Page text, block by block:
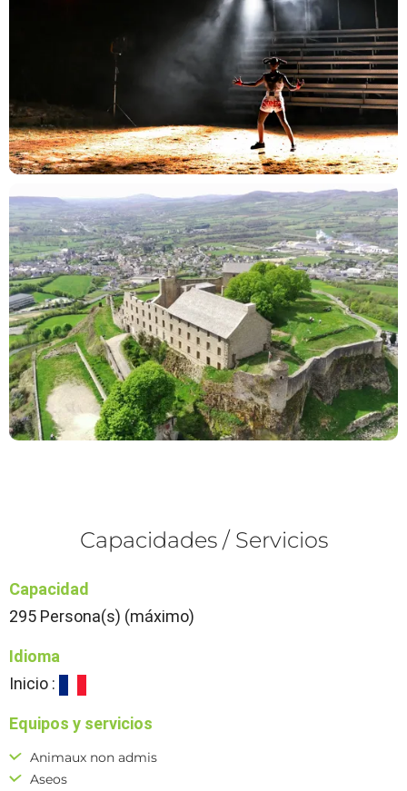
Capacidades / Servicios
Capacidad
295 Persona(s) (máximo)
Idioma
Inicio :
Equipos y servicios
Animaux non admis
Aseos